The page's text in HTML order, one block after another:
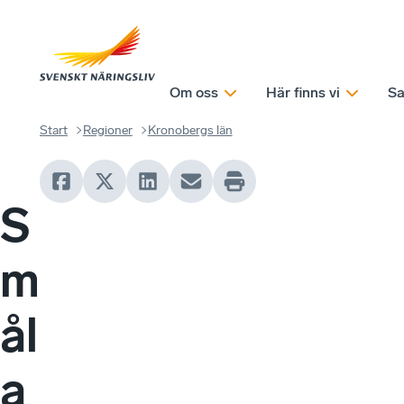
Om oss Här finns vi
Start Regioner Kronobergs län
S
m
ål
a